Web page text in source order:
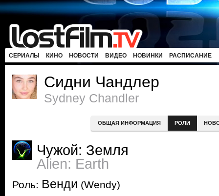
СЕРИАЛЫ КИНО НОВОСТИ ВИДЕО НОВИНКИ РАСПИСАНИЕ
Сидни Чандлер
Sydney Chandler
ОБЩАЯ ИНФОРМАЦИЯ РОЛИ
Чужой: Земля
Alien: Earth
Роль: Венди (Wendy)